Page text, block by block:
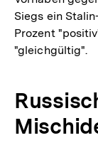
Siegs ein
Prozent
"gleichgültig".